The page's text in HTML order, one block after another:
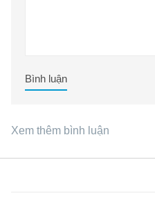
Bình luận
Xem thêm bình luận